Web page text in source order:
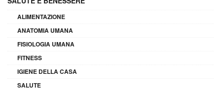
ALIMENTAZIONE
ANATOMIA UMANA
FISIOLOGIA UMANA
FITNESS
IGIENE DELLA CASA
SALUTE